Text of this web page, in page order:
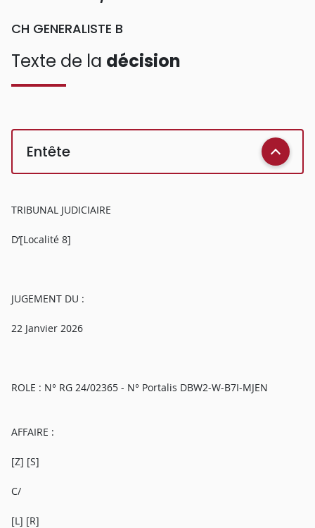
CH GENERALISTE B
Texte de la décision
Entête
TRIBUNAL JUDICIAIRE
D’[Localité 8]
JUGEMENT DU :
22 Janvier 2026
ROLE : N° RG 24/02365 - N° Portalis DBW2-W-B7I-MJEN
AFFAIRE :
[Z] [S]
C/
[L] [R]